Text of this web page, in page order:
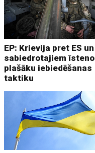
EP: Krievija pret ES un
sabiedrotajiem īsteno
plašāku iebiedēšanas
taktiku